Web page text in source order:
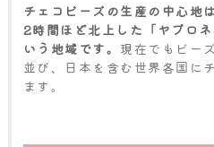
チェコビーズの生産の中心地
2時間ほど北上した「ヤブロ
いう地域です。 現在でもビー
並び、日本を含む世界各国に
ます。